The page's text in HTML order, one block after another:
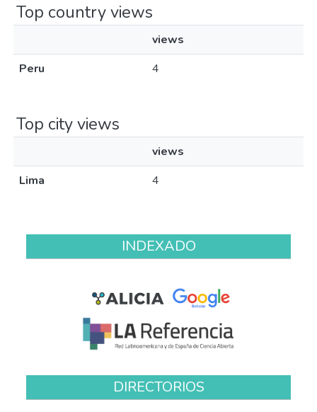
Top country views
views
Peru
4
Top city views
views
Lima
4
INDEXADO
DIRECTORIOS